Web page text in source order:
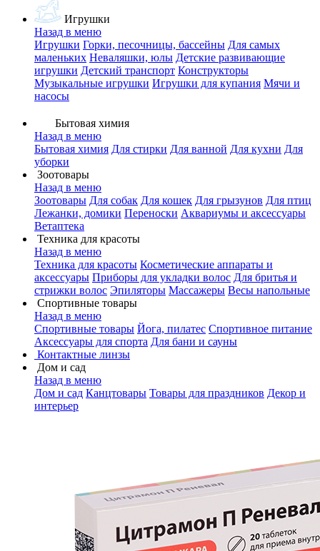
Игрушки
Назад в меню
Игрушки Горки, песочницы, бассейны Для самых
маленьких Неваляшки, юлы Детские развивающие
игрушки Детский транспорт Конструкторы
Музыкальные игрушки Игрушки для купания Мячи и
насосы
Бытовая химия
Назад в меню
Бытовая химия Для стирки Для ванной Для кухни Для
уборки
Зоотовары
Назад в меню
Зоотовары Для собак Для кошек Для грызунов Для птиц
Лежанки, домики Переноски Аквариумы и аксессуары
Ветаптека
Техника для красоты
Назад в меню
Техника для красоты Косметические аппараты и
аксессуары Приборы для укладки волос Для бритья и
стрижки волос Эпиляторы Массажеры Весы напольные
Спортивные товары
Назад в меню
Спортивные товары Йога, пилатес Спортивное питание
Аксессуары для спорта Для бани и сауны
Контактные линзы
Дом и сад
Назад в меню
Дом и сад Канцтовары Товары для праздников Декор и
интерьер